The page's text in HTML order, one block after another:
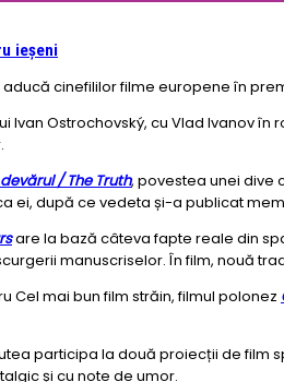
ieșeni
cinefililor filme europene în
Ivan Ostrochovský, cu Vlad Ivanov
/ The Truth, povestea unei dive
ei, după ce vedeta și-a publicat
are la bază câteva fapte reale din
manuscriselor. În film, nouă
Cel mai bun film străin, filmul polonez
participa la două proiecții de film
și cu note de umor.